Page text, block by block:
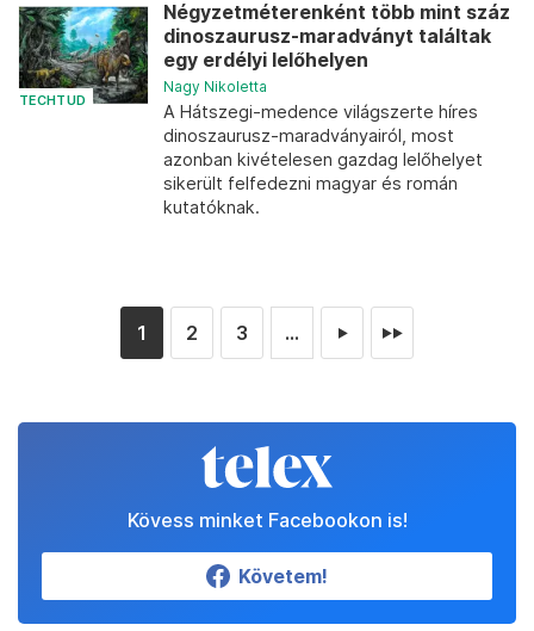
TECHTUD
Négyzetméterenként több mint száz
dinoszaurusz-maradványt találtak
egy erdélyi lelőhelyen
Nagy Nikoletta
A Hátszegi-medence világszerte híres
dinoszaurusz-maradványairól, most
azonban kivételesen gazdag lelőhelyet
sikerült felfedezni magyar és román
kutatóknak.
1 2 3 ... ► ►►
Kövess minket Facebookon is!
Követem!